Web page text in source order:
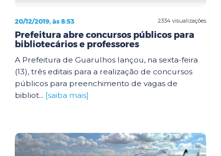
2334 visualizações
20/12/2019, às 8:53
Prefeitura abre concursos públicos para
bibliotecários e professores
A Prefeitura de Guarulhos lançou, na sexta-feira
(13), três editais para a realização de concursos
públicos para preenchimento de vagas de
bibliot... [saiba mais]